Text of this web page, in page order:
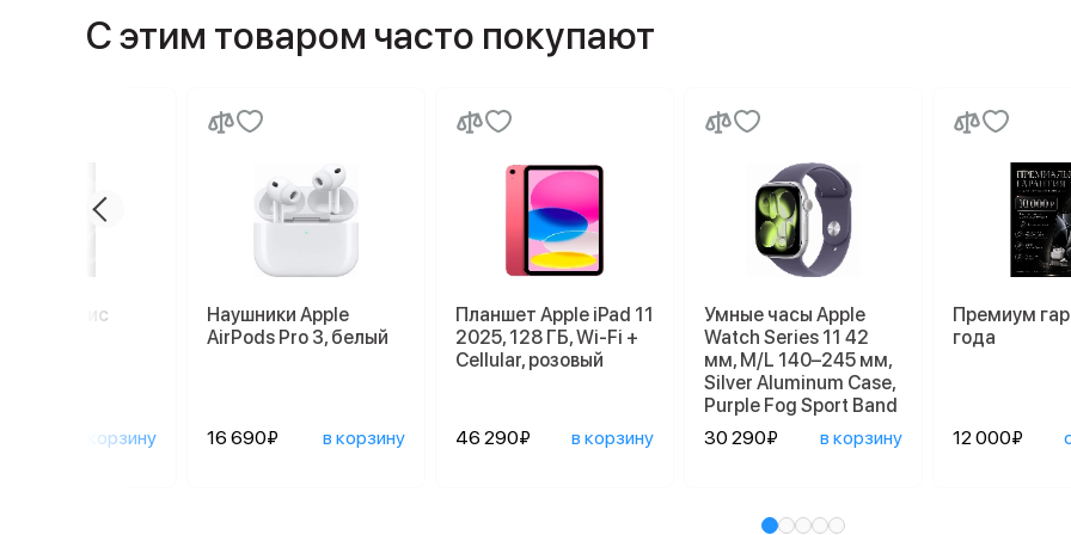
С этим товаром часто покупают
сервис
в корзину
Наушники Apple
AirPods Pro 3, белый
16 690₽ в корзину
Планшет Apple iPad 11
2025, 128 ГБ, Wi-Fi +
Cellular, розовый
46 290₽ в корзину
Умные часы Apple
Watch Series 11 42
мм, M/L 140–245 мм,
Silver Aluminum Case,
Purple Fog Sport Band
30 290₽
в корзину
Премиум
года
12 000₽